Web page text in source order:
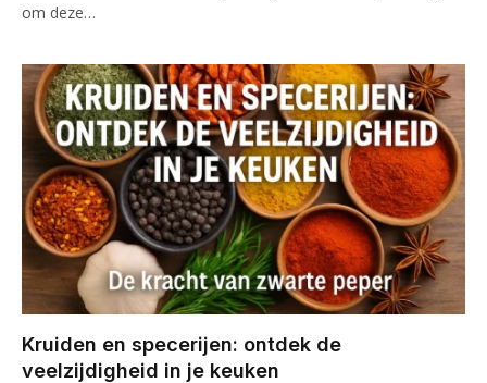
om deze…
Kruiden en specerijen: ontdek de
veelzijdigheid in je keuken